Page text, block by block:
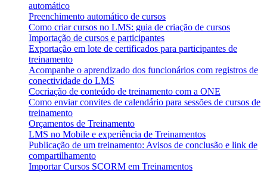
automático
Preenchimento automático de cursos
Como criar cursos no LMS: guia de criação de cursos
Importação de cursos e participantes
Exportação em lote de certificados para participantes de
treinamento
Acompanhe o aprendizado dos funcionários com registros de
conectividade do LMS
Cocriação de conteúdo de treinamento com a ONE
Como enviar convites de calendário para sessões de cursos de
treinamento
Orçamentos de Treinamento
LMS no Mobile e experiência de Treinamentos
Publicação de um treinamento: Avisos de conclusão e link de
compartilhamento
Importar Cursos SCORM em Treinamentos